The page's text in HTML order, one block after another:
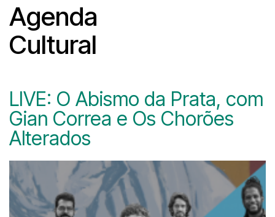
Agenda
Cultural
LIVE: O Abismo da Prata, com
Gian Correa e Os Chorões
Alterados